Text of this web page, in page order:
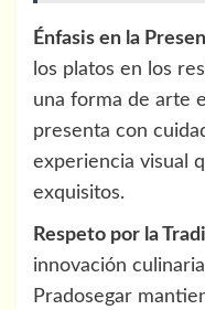
Énfasis en la
los platos en los
una forma de arte
presenta con
experiencia visual
exquisitos.
Respeto por la
innovación
Pradosegar